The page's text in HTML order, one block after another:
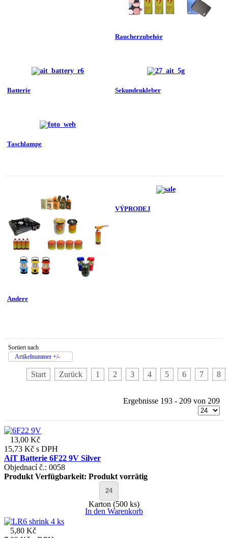
Raucherzubehör
Batterie Sekundenkleber
Taschlampe
Andere
VÝPRODEJ
Sortiert nach
Artikelnummer +/-
Start Zurück 1 2 3 4 5 6 7 8
Ergebnisse 193 - 209 von 209
13,00 Kč
15,73 Kč s DPH
AiT Batterie 6F22 9V Silver
Objednací č.: 0058
Produkt Verfügbarkeit: Produkt vorrätig
Karton (500 ks)
In den Warenkorb
5,80 Kč